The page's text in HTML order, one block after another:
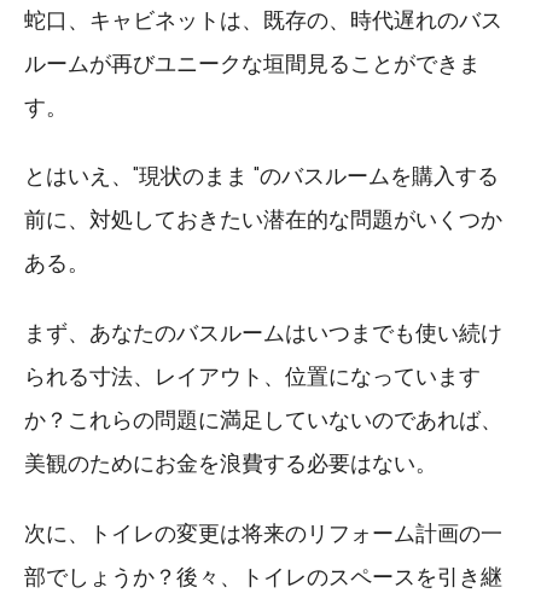
蛇口、キャビネットは、既存の、時代遅れのバス
ルームが再びユニークな垣間見ることができま
す。
とはいえ、"現状のまま "のバスルームを購入する
前に、対処しておきたい潜在的な問題がいくつか
ある。
まず、あなたのバスルームはいつまでも使い続け
られる寸法、レイアウト、位置になっています
か？これらの問題に満足していないのであれば、
美観のためにお金を浪費する必要はない。
次に、トイレの変更は将来のリフォーム計画の一
部でしょうか？後々、トイレのスペースを引き継